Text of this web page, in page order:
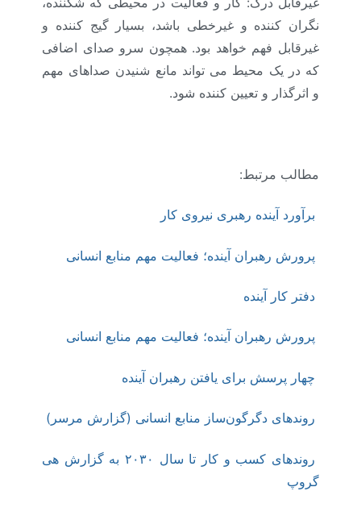
نگران کننده و غیرخطی باشد، بسیار گیج کننده و
غیرقابل فهم خواهد بود. همچون سرو صدای اضافی
که در یک محیط می تواند مانع شنیدن صداهای مهم
و اثرگذار و تعیین کننده شود.
مطالب مرتبط:
برآورد آینده رهبری نیروی کار
پرورش رهبران آینده؛ فعالیت مهم منابع انسانی
دفتر کار آینده
پرورش رهبران آینده؛ فعالیت مهم منابع انسانی
چهار پرسش برای یافتن رهبران آینده
روندهای دگرگون‌ساز منابع انسانی (گزارش مرسر)
روندهای کسب و کار تا سال ۲۰۳۰ به گزارش هی
گروپ